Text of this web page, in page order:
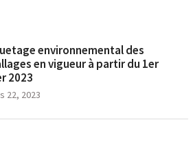
environnemental des
en vigueur à partir du 1er
2023
22, 2023